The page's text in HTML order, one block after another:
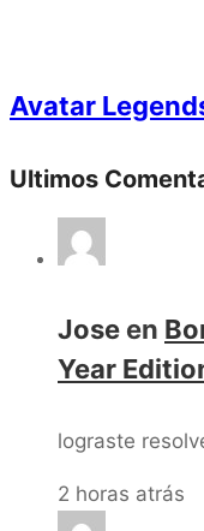
Avatar
Ultimos
Jose en
Year
lograste
2 horas atrás